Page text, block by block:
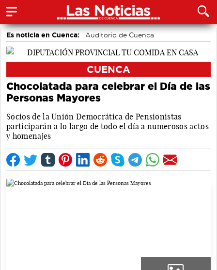
Es noticia en Cuenca: Auditorio de Cuenca
CUENCA
Chocolatada para celebrar el Día de las
Personas Mayores
Socios de la Unión Democrática de Pensionistas
participarán a lo largo de todo el día a numerosos actos
y homenajes